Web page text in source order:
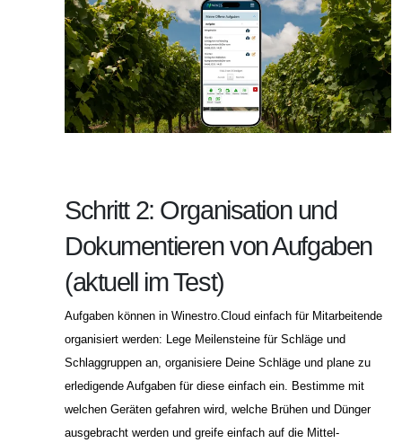
Schritt 2: Organisation und
Dokumentieren von Aufgaben
(aktuell im Test)
Aufgaben können in Winestro.Cloud einfach für Mitarbeitende
organisiert werden: Lege Meilensteine für Schläge und
Schlaggruppen an, organisiere Deine Schläge und plane zu
erledigende Aufgaben für diese einfach ein. Bestimme mit
welchen Geräten gefahren wird, welche Brühen und Dünger
ausgebracht werden und greife einfach auf die Mittel-